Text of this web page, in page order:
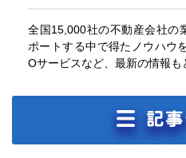
全国15,000社の不動産会社の
ポートする中で得たノウハウ
Oサービスなど、最新の情報も